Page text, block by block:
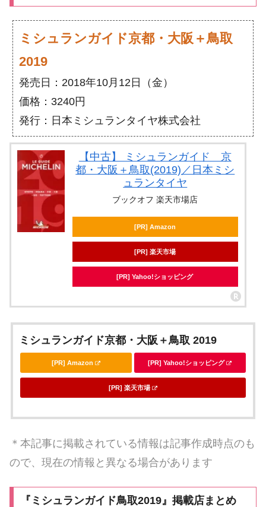
ミシュランガイド京都・大阪＋鳥取
2019
発売日：2018年10月12日（金）
価格：3240円
発行：日本ミシュランタイヤ株式会社
【中古】 ミシュランガイド 京
都・大阪＋鳥取(2019)／日本ミシ
ュランタイヤ
ブックオフ 楽天市場店
[PR] Amazon
[PR] 楽天市場
[PR] Yahoo!ショッピング
ミシュランガイド京都・大阪＋鳥取 2019
[PR] Amazon [PR] Yahoo!ショッピング
[PR] 楽天市場
＊本記事に掲載されている情報は記事作成時点のも
ので、現在の情報と異なる場合があります
『ミシュランガイド鳥取2019』掲載店まとめ